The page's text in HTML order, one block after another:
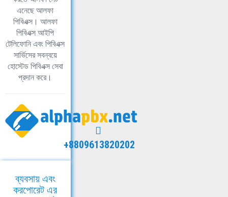
এনেছে আলফা
পিবিএক্স। আলফা
পিবিএক্স আইপি
টেলিফোনি এবং পিবিএক্স
সার্ভিসের সবন্বয়ে
হোস্টেড পিবিএক্স সেবা
প্রদান করে।
+8809613820202
ব্যবসায় এবং
করপোরেট এর